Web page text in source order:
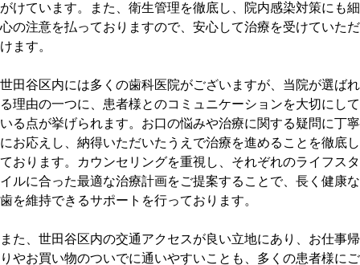
がけています。また、衛生管理を徹底し、院内感染対策にも細
心の注意を払っておりますので、安心して治療を受けていただ
けます。
世田谷区内には多くの歯科医院がございますが、当院が選ばれ
る理由の一つに、患者様とのコミュニケーションを大切にして
いる点が挙げられます。お口の悩みや治療に関する疑問に丁寧
にお応えし、納得いただいたうえで治療を進めることを徹底し
ております。カウンセリングを重視し、それぞれのライフスタ
イルに合った最適な治療計画をご提案することで、長く健康な
歯を維持できるサポートを行っております。
また、世田谷区内の交通アクセスが良い立地にあり、お仕事帰
りやお買い物のついでに通いやすいことも、多くの患者様にご